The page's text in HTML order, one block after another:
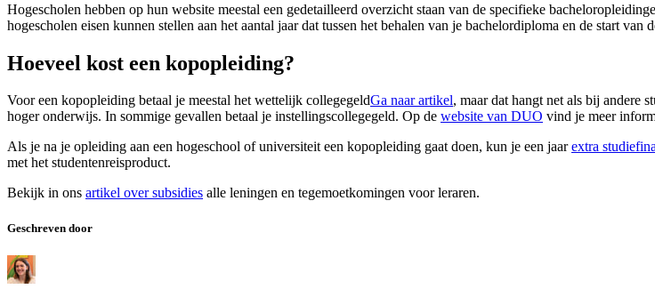
Hogescholen hebben op hun website meestal een gedetailleerd overzicht staan van de specifieke
hogescholen eisen kunnen stellen aan het aantal jaar dat tussen het behalen van je bachelordiploma en de start van
Hoeveel kost een kopopleiding?
Voor een kopopleiding betaal je meestal het wettelijk collegegeldGa naar artikel, maar dat hangt net als bij andere
hoger onderwijs. In sommige gevallen betaal je instellingscollegegeld. Op de website van DUO vind je meer
Als je na je opleiding aan een hogeschool of universiteit een kopopleiding gaat doen, kun je een jaarextra
met het studentenreisproduct.
Bekijk in ons artikel over subsidies alle leningen en tegemoetkomingen voor leraren.
Geschreven door